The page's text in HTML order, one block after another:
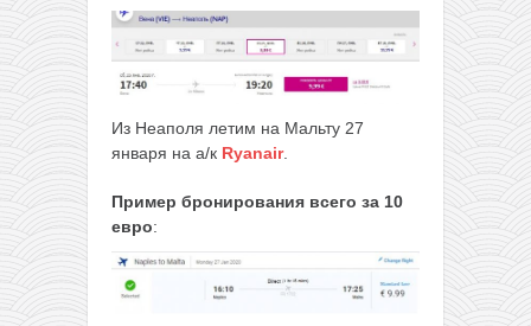
Из Неаполя летим на Мальту 27
января на а/к Ryanair.
Пример бронирования всего за 10
евро: